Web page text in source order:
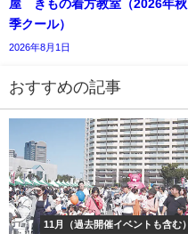
屋 きもの着方教室（2026年秋
季クール）
2026年8月1日
おすすめの記事
11月（過去開催イベントも含む）